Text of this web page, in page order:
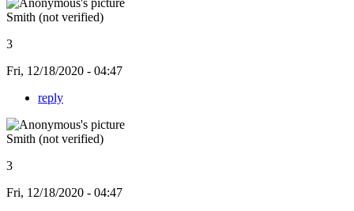
Smith (not verified)
3
Fri, 12/18/2020 - 04:47
reply
Smith (not verified)
3
Fri, 12/18/2020 - 04:47